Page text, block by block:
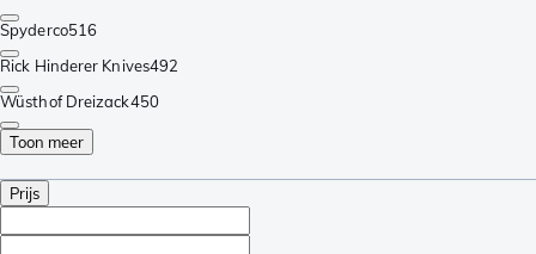
Spyderco516
Rick Hinderer Knives492
Wüsthof Dreizack450
Toon meer
Prijs